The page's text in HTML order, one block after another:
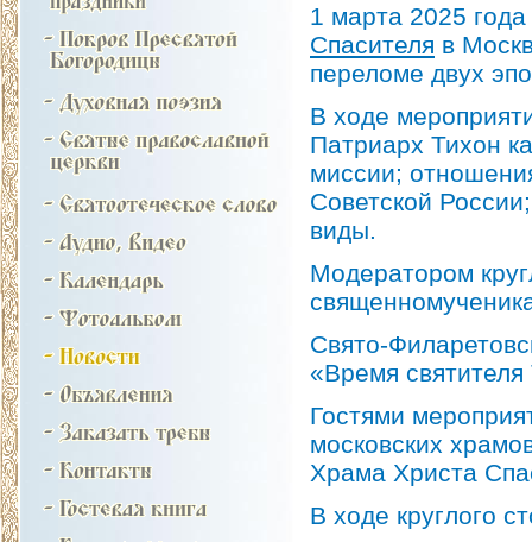
1 марта 2025
Спасителя в
переломе двух
В ходе
Патриарх Тихон
миссии;
Советской
виды.
Модератором
Свято-
«Время
Гостями
московских
Храма Христа
В ходе круглого